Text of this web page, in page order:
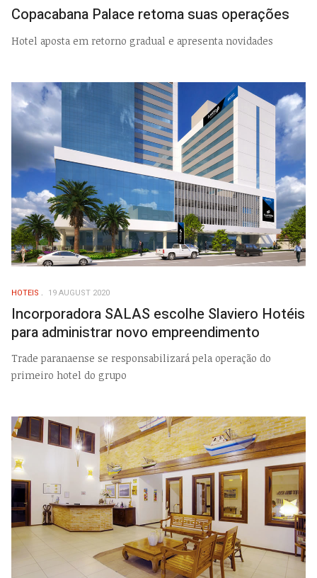
Copacabana Palace retoma suas operações
Hotel aposta em retorno gradual e apresenta novidades
HOTEIS 19 AUGUST 2020
Incorporadora SALAS escolhe Slaviero Hotéis
para administrar novo empreendimento
Trade paranaense se responsabilizará pela operação do
primeiro hotel do grupo